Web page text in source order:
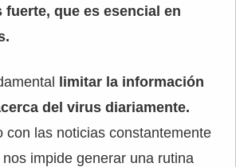
que es esencial en
limitar la información
del virus diariamente.
con las noticias constantemente
impide generar una rutina